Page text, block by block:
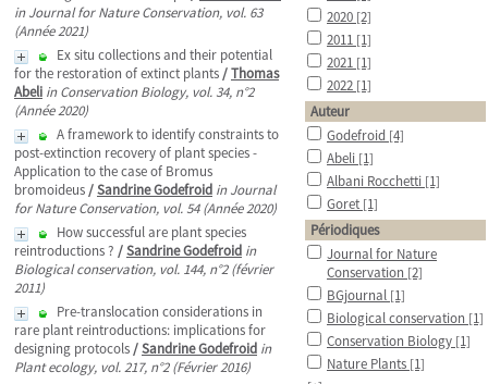
in Journal for Nature Conservation, vol. 63
(Année 2021)
Ex situ collections and their potential
for the restoration of extinct plants/Thomas
Abeli in Conservation Biology, vol. 34, n°2
(Année 2020)
A framework to identify constraints to
post-extinction recovery of plant species -
Application to the case of Bromus
bromoideus/Sandrine Godefroid in Journal
for Nature Conservation, vol. 54 (Année 2020)
How successful are plant species
reintroductions ? /Sandrine Godefroid in
Biological conservation, vol. 144, n°2 (février
2011)
Pre-translocation considerations in
rare plant reintroductions: implications for
designing protocols/Sandrine Godefroid in
Plant ecology, vol. 217, n°2 (Février 2016)
2020 [2]
2011 [1]
2021 [1]
2022 [1]
Auteur
Godefroid [4]
Abeli [1]
Albani Rocchetti [1]
Goret [1]
Périodiques
Journal for Nature
Conservation [2]
BGjournal [1]
Biological conservation [1]
Conservation Biology [1]
Nature Plants [1]